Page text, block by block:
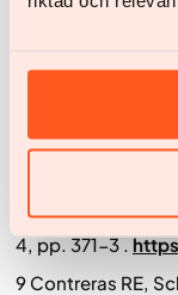
kvalitativ studie.
https://doi.org/
8 Brown, C.,
Cook, J., 2015.
psykiska
4, pp. 371-3 .
9 Contreras RE,